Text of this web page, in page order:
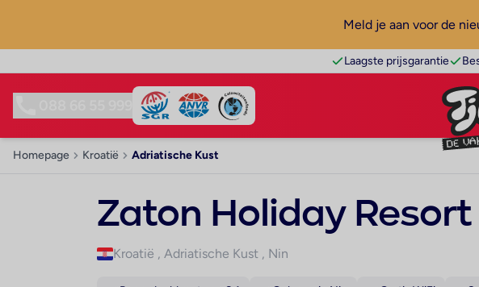
Meld je aan voor de
Laagste prijsgarantie
Homepage Kroatië Adriatische Kust
Zaton Holiday
Kroatië , Adriatische Kust , Nin